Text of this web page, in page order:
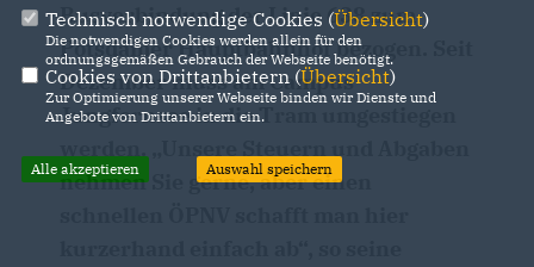
Busverbindung der Linie 638 zum
Potsdamer Hauptbahnhof bezogen. Seit
Dezember muss am Campus
Jungfernsee in die Tram umgestiegen
nehmen Sie gerne, aber einen
Technisch notwendige Cookies (Übersicht)
Die notwendigen Cookies werden allein für den
ordnungsgemäßen Gebrauch der Webseite benötigt.
Cookies von Drittanbietern (Übersicht)
Zur Optimierung unserer Webseite binden wir Dienste und
Angebote von Drittanbietern ein.
Alle akzeptieren Auswahl speichern